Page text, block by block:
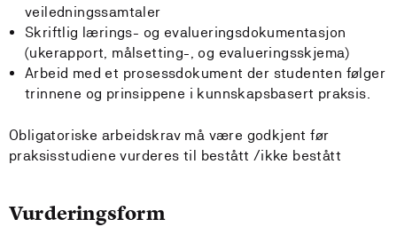
veiledningssamtaler
Skriftlig lærings- og evalueringsdokumentasjon
(ukerapport, målsetting-, og evalueringsskjema)
Arbeid med et prosessdokument der studenten følger
trinnene og prinsippene i kunnskapsbasert praksis.
Obligatoriske arbeidskrav må være godkjent før
praksisstudiene vurderes til bestått /ikke bestått
Vurderingsform